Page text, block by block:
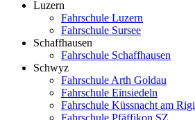
Luzern
Fahrschule Luzern
Fahrschule Sursee
Schaffhausen
Fahrschule Schaffhausen
Schwyz
Fahrschule Arth Goldau
Fahrschule Einsiedeln
Fahrschule Küssnacht am Rigi
Fahrschule Pfäffikon SZ